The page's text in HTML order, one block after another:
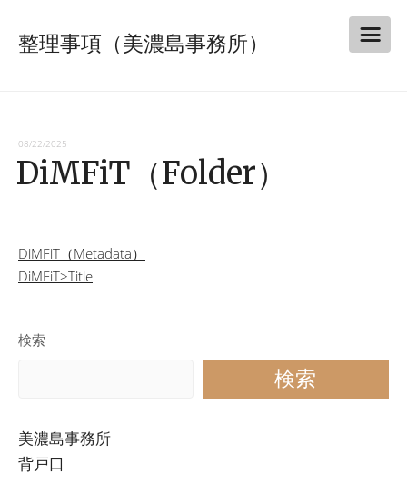
整理事項（美濃島事務所）
08/22/2025
DiMFiT（Folder）
投
ナ
ゲ
ー
DiMFiT（Metadata）
DiMFiT>Title
検索
検索
美濃島事務所
背戸口